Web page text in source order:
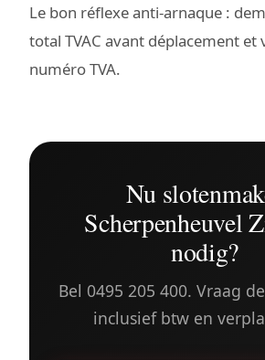
Le bon réflexe anti-arnaque :
total TVAC avant déplacement et
numéro TVA.
Nu
Scherpenheuvel
nodig?
Bel 0495 205 400. Vraag
inclusief btw en